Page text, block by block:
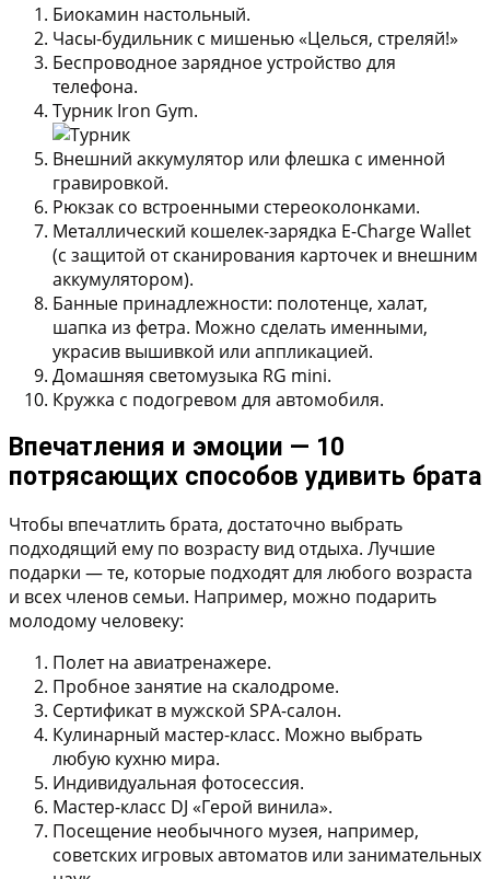
Биокамин настольный.
Часы-будильник с мишенью «Целься, стреляй!»
Беспроводное зарядное устройство для
телефона.
Турник Iron Gym.
Внешний аккумулятор или флешка с именной
гравировкой.
Рюкзак со встроенными стереоколонками.
Металлический кошелек-зарядка E-Charge Wallet
(с защитой от сканирования карточек и внешним
аккумулятором).
Банные принадлежности: полотенце, халат,
шапка из фетра. Можно сделать именными,
украсив вышивкой или аппликацией.
Домашняя светомузыка RG mini.
Кружка с подогревом для автомобиля.
Впечатления и эмоции — 10
потрясающих способов удивить брата
Чтобы впечатлить брата, достаточно выбрать
подходящий ему по возрасту вид отдыха. Лучшие
подарки — те, которые подходят для любого возраста
и всех членов семьи. Например, можно подарить
молодому человеку:
Полет на авиатренажере.
Пробное занятие на скалодроме.
Сертификат в мужской SPA-салон.
Кулинарный мастер-класс. Можно выбрать
любую кухню мира.
Индивидуальная фотосессия.
Мастер-класс DJ «Герой винила».
Посещение необычного музея, например,
советских игровых автоматов или занимательных